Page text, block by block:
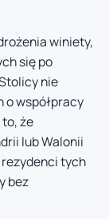
winiety,
się po
nie
o współpracy
że
lub Walonii
tych
bez